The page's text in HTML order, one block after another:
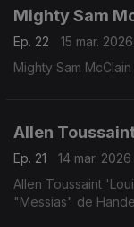
Mighty Sam
Ep. 22
15 mar. 2026
Mighty Sam
Allen
Ep. 21
14 mar. 2026
Allen Toussaint
"Messias" de